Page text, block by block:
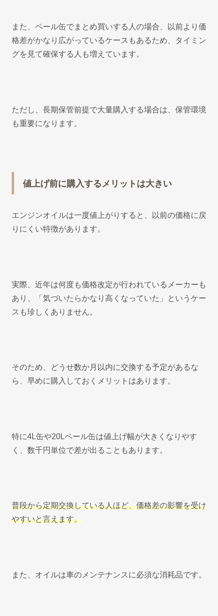
また、ペール缶でまとめ買いする人の場合、以前より価
格差がかなり広がっているケースもあるため、タイミン
グを見て確保する人も増えています。
ただし、長期保管前提で大量購入する場合は、保管環境
も重要になります。
値上げ前に購入するメリットは大きい
エンジンオイルは一度値上がりすると、以前の価格に戻
りにくい特徴があります。
実際、近年は何度も価格改定が行われているメーカーも
あり、「気づいたらかなり高くなっていた」というケー
スも珍しくありません。
そのため、どうせ数か月以内に交換する予定があるな
ら、早めに購入しておくメリットはあります。
特に4L缶や20Lペール缶は値上げ幅が大きくなりやす
く、数千円単位で差が出ることもあります。
普段から定期交換している人ほど、価格差の影響を受け
やすいと言えます。
また、オイルは車のメンテナンスに必須な消耗品です。